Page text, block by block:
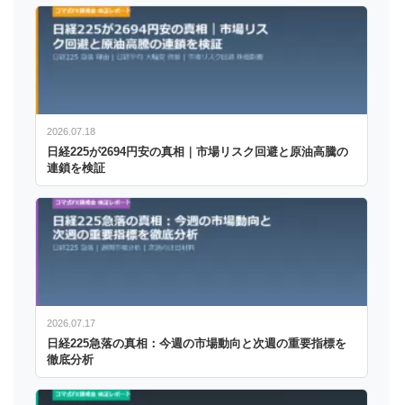
2026.07.18
日経225が2694円安の真相｜市場リスク回避と原油高騰の
連鎖を検証
2026.07.17
日経225急落の真相：今週の市場動向と次週の重要指標を
徹底分析